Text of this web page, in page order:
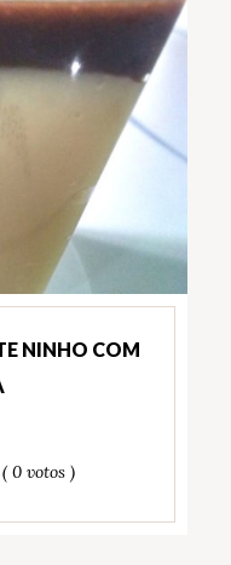
NINHO COM
( 0 votos )